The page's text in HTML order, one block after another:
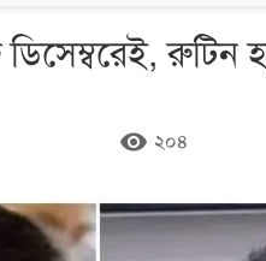
রুটিন
remove_red_eye ২০৪